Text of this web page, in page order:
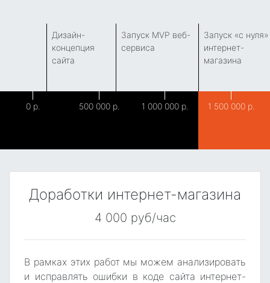
Дизайн-
концепция
сайта
Запуск MVP веб-
сервиса
Запуск «с нуля»
интернет-
магазина
0 500 000 1 000 000 1 500 000
Доработки интернет-магазина
4 000 руб/час
В рамках этих работ мы можем анализировать
и исправлять ошибки в коде сайта интернет-